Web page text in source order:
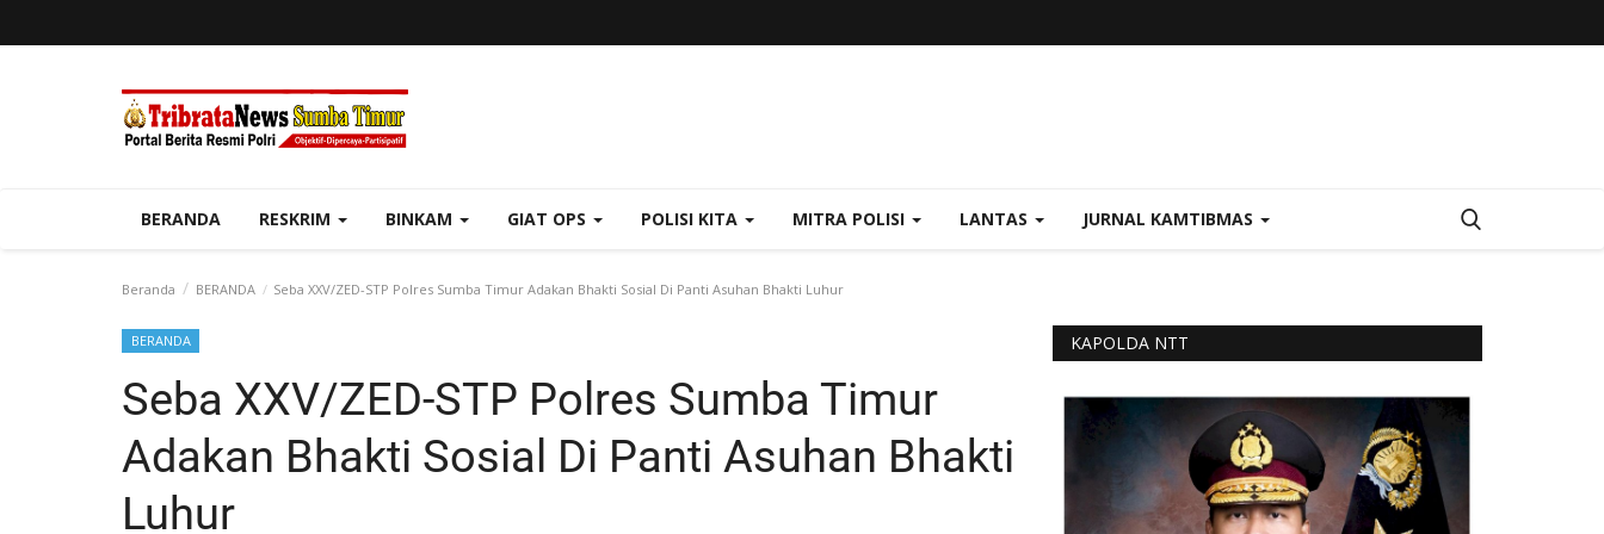
BERANDA RESKRIM BINKAM GIAT OPS POLISI KITA MITRA POLISI LANTAS JURNAL KAMTIBMAS
Beranda BERANDA Seba XXV/ZED-STP Polres Sumba Timur Adakan Bhakti Sosial Di Panti Asuhan Bhakti Luhur
BERANDA
Seba XXV/ZED-STP Polres Sumba Timur
Adakan Bhakti Sosial Di Panti Asuhan Bhakti
Luhur
KAPOLDA NTT